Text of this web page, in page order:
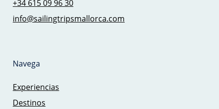
+34 615 09 96 30
info@sailingtripsmallorca.com
Navega
Experiencias
Destinos